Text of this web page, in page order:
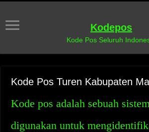
Kodepos
Kode Pos Seluruh
Kode Pos Turen Kabupaten
Kode pos adalah sebuah
digunakan untuk